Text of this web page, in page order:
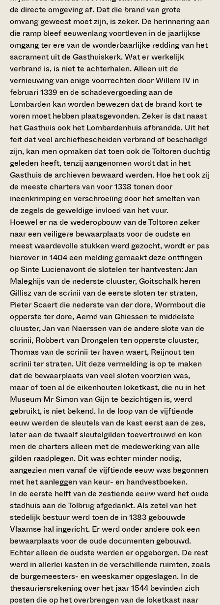
de directe omgeving af. Dat die brand van grote
omvang geweest moet zijn, is zeker. De herinnering aan
die ramp bleef eeuwenlang voortleven in de jaarlijkse
omgang ter ere van de wonderbaarlijke redding van het
sacrament uit de Gasthuiskerk. Wat er werkelijk
verbrand is, is niet te achterhalen. Alleen uit de
vernieuwing van enige voorrechten door Willem IV in
februari 1339 en de schadevergoeding aan de
Lombarden kan worden bewezen dat de brand kort te
voren moet hebben plaatsgevonden. Zeker is dat naast
het Gasthuis ook het Lombardenhuis afbrandde. Uit het
feit dat veel archiefbescheiden verbrand of beschadigd
zijn, kan men opmaken dat toen ook de Toltoren duchtig
geleden heeft, tenzij aangenomen wordt dat in het
Gasthuis de archieven bewaard werden. Hoe het ook zij
de meeste charters van voor 1338 tonen door
ineenkrimping en verschroeiïng door het smelten van
de zegels de geweldige invloed van het vuur.
Hoewel er na de wederopbouw van de Toltoren zeker
naar een veiligere bewaarplaats voor de oudste en
meest waardevolle stukken werd gezocht, wordt er pas
hierover in 1404 een melding gemaakt deze ontfingen
op Sinte Lucienavont de slotelen ter hantvesten: Jan
Maleghijs van de nederste cluuster, Goitschalk heren
Gillisz van de scrinii van de eerste sloten ter straten,
Pieter Scaert die nederste van der dore, Wormbout die
opperste ter dore, Aernd van Ghiessen te middelste
cluuster, Jan van Naerssen van de andere slote van de
scrinii, Robbert van Drongelen ten opperste cluuster,
Thomas van de scrinii ter haven waert, Reijnout ten
scrinii ter straten. Uit deze vermelding is op te maken
dat de bewaarplaats van veel sloten voorzien was,
maar of toen al de eikenhouten loketkast, die nu in het
Museum Mr Simon van Gijn te bezichtigen is, werd
gebruikt, is niet bekend. In de loop van de vijftiende
eeuw werden de sleutels van de kast eerst aan de zes,
later aan de twaalf sleutelgilden toevertrouwd en kon
men de charters alleen met de medewerking van alle
gilden raadplegen. Dit was echter minder nodig,
aangezien men vanaf de vijftiende eeuw was begonnen
met het aanleggen van keur- en handvestboeken.
In de eerste helft van de zestiende eeuw werd het oude
stadhuis aan de Tolbrug afgedankt. Als zetel van het
stedelijk bestuur werd toen de in 1383 gebouwde
Vlaamse hal ingericht. Er werd onder andere ook een
bewaarplaats voor de oude documenten gebouwd.
Echter alleen de oudste werden er opgeborgen. De rest
werd in allerlei kasten in de verschillende ruimten, zoals
de burgemeesters- en weeskamer opgeslagen. In de
thesauriersrekening over het jaar 1544 bevinden zich
posten die op het overbrengen van de loketkast naar